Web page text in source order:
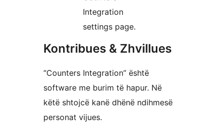
Integration
settings page.
Kontribues & Zhvillues
“Counters Integration” është
software me burim të hapur. Në
këtë shtojcë kanë dhënë ndihmesë
personat vijues.